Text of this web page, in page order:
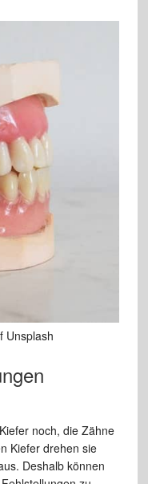
Unsplash
noch, die Zähne
Kiefer drehen sie
Deshalb können